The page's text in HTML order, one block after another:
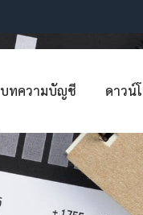
บทความบัญชี ดาวน์